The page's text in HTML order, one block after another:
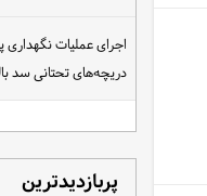
اجرای عملیات
دریچه‌های تحتانی سد
پربازدیدترین